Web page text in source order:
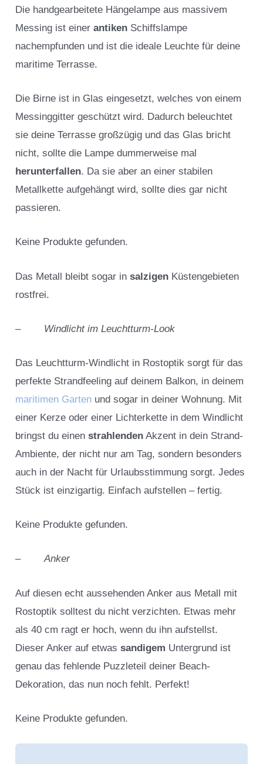
Die handgearbeitete Hängelampe aus massivem
Messing ist einerantiken Schiffslampe
nachempfunden und ist die ideale Leuchte für deine
maritime Terrasse.
Die Birne ist in Glas eingesetzt, welches von einem
Messinggitter geschützt wird. Dadurch beleuchtet
sie deine Terrasse großzügig und das Glas bricht
nicht, sollte die Lampe dummerweise mal
herunterfallen. Da sie aber an einer stabilen
Metallkette aufgehängt wird, sollte dies gar nicht
passieren.
Keine Produkte gefunden.
Das Metall bleibt sogar insalzigen Küstengebieten
rostfrei.
– Windlicht im Leuchtturm-Look
Das Leuchtturm-Windlicht in Rostoptik sorgt für das
perfekte Strandfeeling auf deinem Balkon, in deinem
maritimen Garten und sogar in deiner Wohnung. Mit
einer Kerze oder einer Lichterkette in dem Windlicht
bringst du einenstrahlenden Akzent in dein Strand-
Ambiente, der nicht nur am Tag, sondern besonders
auch in der Nacht für Urlaubsstimmung sorgt. Jedes
Stück ist einzigartig. Einfach aufstellen – fertig.
Keine Produkte gefunden.
–Anker
Auf diesen echt aussehenden Anker aus Metall mit
Rostoptik solltest du nicht verzichten. Etwas mehr
als 40 cm ragt er hoch, wenn du ihn aufstellst.
Dieser Anker auf etwassandigem Untergrund ist
genau das fehlende Puzzleteil deiner Beach-
Dekoration, das nun noch fehlt. Perfekt!
Keine Produkte gefunden.